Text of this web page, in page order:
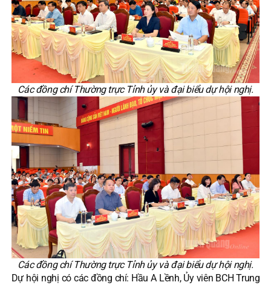
Các đồng chí Thường trực Tỉnh ủy và đại biểu dự hội nghị.
Các đồng chí Thường trực Tỉnh ủy và đại biểu dự hội nghị.
Dự hội nghị có các đồng chí: Hầu A Lềnh, Ủy viên BCH Trung